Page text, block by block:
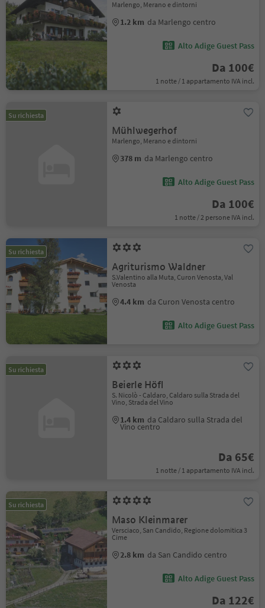
Marlengo, Merano e dintorni
1.2 km da Marlengo centro
Alto Adige Guest Pass
Da 100€
1 notte / 1 appartamento IVA incl.
Su richiesta
Mühlwegerhof
Marlengo, Merano e dintorni
378 m da Marlengo centro
Alto Adige Guest Pass
Da 100€
1 notte / 2 persone IVA incl.
Su richiesta
Agriturismo Waldner
S.Valentino alla Muta, Curon Venosta, Val
Venosta
4.4 km da Curon Venosta centro
Alto Adige Guest Pass
Su richiesta
Beierle Höfl
S. Nicolò - Caldaro, Caldaro sulla Strada del
Vino, Strada del Vino
1.4 km da Caldaro sulla Strada del
Vino centro
Da 65€
1 notte / 1 appartamento IVA incl.
Su richiesta
Maso Kleinmarer
Versciaco, San Candido, Regione dolomitica 3
Cime
2.8 km da San Candido centro
Alto Adige Guest Pass
Da 122€